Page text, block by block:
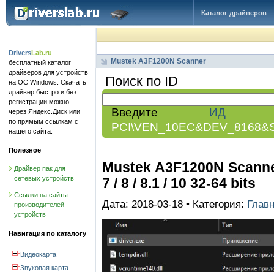
Каталог драйверов
DriversLab.ru -
бесплатный каталог
драйверов для устройств
на ОС Windows. Скачать
драйвер быстро и без
регистрации можно
через Яндекс.Диск или
по прямым ссылкам с
нашего сайта.
Полезное
Драйвер пак для
сетевых устройств
Ссылки на сайты
производителей
устройств
Навигация по каталогу
Видеокарта
Звуковая карта
Mustek A3F1200N Scanner
Поиск по ID
Введите ИД
Mustek A3F1200N
7 / 8 / 8.1 / 10 32-64 bits
Дата: 2018-03-18 • Категория: